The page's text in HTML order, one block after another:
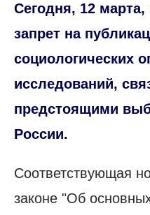
Сегодня, 12
запрет на
социологических
исследований,
предстоящими
России.
Соответствующая
законе "Об